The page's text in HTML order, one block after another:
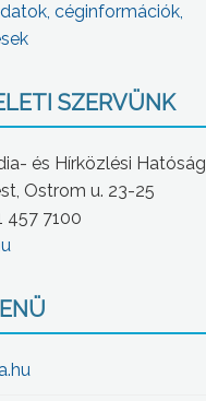
céginformációk,
SZERVÜNK
és Hírközlési Hatóság
Ostrom u. 23-25
457 7100